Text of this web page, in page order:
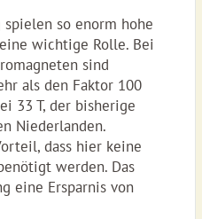
so enorm hohe
wichtige Rolle. Bei
sind
als den Faktor 100
33 T, der bisherige
Niederlanden.
dass hier keine
werden. Das
eine Ersparnis von